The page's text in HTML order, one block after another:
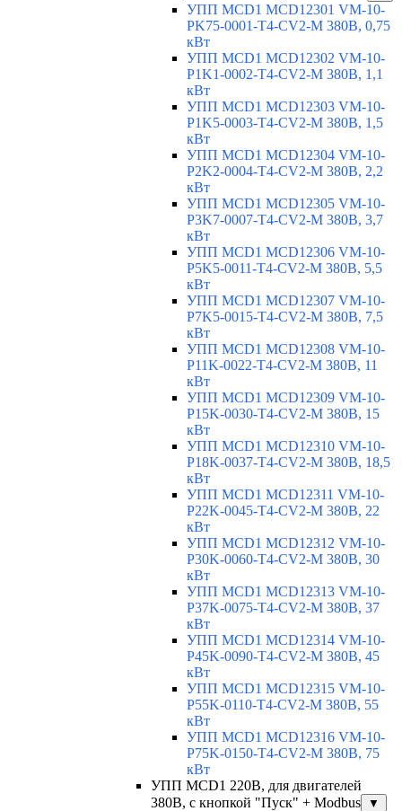
УПП MCD1 MCD12301 VM-10-
PK75-0001-T4-CV2-M 380В, 0,75
кВт
УПП MCD1 MCD12302 VM-10-
P1K1-0002-T4-CV2-M 380В, 1,1
кВт
УПП MCD1 MCD12303 VM-10-
P1K5-0003-T4-CV2-M 380В, 1,5
кВт
УПП MCD1 MCD12304 VM-10-
P2K2-0004-T4-CV2-M 380В, 2,2
кВт
УПП MCD1 MCD12305 VM-10-
P3K7-0007-T4-CV2-M 380В, 3,7
кВт
УПП MCD1 MCD12306 VM-10-
P5K5-0011-T4-CV2-M 380В, 5,5
кВт
УПП MCD1 MCD12307 VM-10-
P7K5-0015-T4-CV2-M 380В, 7,5
кВт
УПП MCD1 MCD12308 VM-10-
P11K-0022-T4-CV2-M 380В, 11
кВт
УПП MCD1 MCD12309 VM-10-
P15K-0030-T4-CV2-M 380В, 15
кВт
УПП MCD1 MCD12310 VM-10-
P18K-0037-T4-CV2-M 380В, 18,5
кВт
УПП MCD1 MCD12311 VM-10-
P22K-0045-T4-CV2-M 380В, 22
кВт
УПП MCD1 MCD12312 VM-10-
P30K-0060-T4-CV2-M 380В, 30
кВт
УПП MCD1 MCD12313 VM-10-
P37K-0075-T4-CV2-M 380В, 37
кВт
УПП MCD1 MCD12314 VM-10-
P45K-0090-T4-CV2-M 380В, 45
кВт
УПП MCD1 MCD12315 VM-10-
P55K-0110-T4-CV2-M 380В, 55
кВт
УПП MCD1 MCD12316 VM-10-
P75K-0150-T4-CV2-M 380В, 75
кВт
УПП MCD1 220В, для двигателей
380В, с кнопкой "Пуск" + Modbus
▼